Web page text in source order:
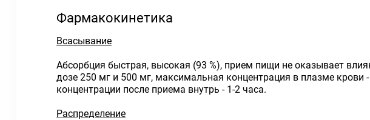
Фармакокинетика
Всасывание
Абсорбция быстрая, высокая (93 %), прием пищи не оказывает
дозе 250 мг и 500 мг, максимальная концентрация в плазме
концентрации после приема внутрь - 1-2 часа.
Распределение